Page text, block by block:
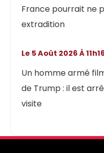
France pourrait ne
extradition
Un homme armé
de Trump : il est
visite
Le 5 Août 2026 À